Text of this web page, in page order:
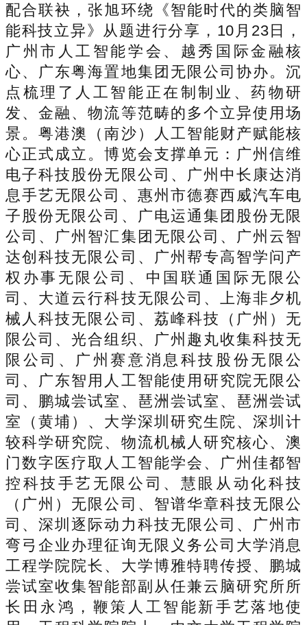
配合联袂，张旭环绕《智能时代的类脑智
能科技立异》从题进行分享，10月23日，
广州市人工智能学会、越秀国际金融核
心、广东粤海置地集团无限公司协办。沉
点梳理了人工智能正在制制业、药物研
发、金融、物流等范畴的多个立异使用场
景。粤港澳（南沙）人工智能财产赋能核
心正式成立。博览会支撑单元：广州信维
电子科技股份无限公司、广州中长康达消
息手艺无限公司、惠州市德赛西威汽车电
子股份无限公司、广电运通集团股份无限
公司、广州智汇集团无限公司、广州云智
达创科技无限公司、广州帮专高智学问产
权办事无限公司、中国联通国际无限公
司、大道云行科技无限公司、上海非夕机
械人科技无限公司、荔峰科技（广州）无
限公司、光合组织、广州趣丸收集科技无
限公司、广州赛意消息科技股份无限公
司、广东智用人工智能使用研究院无限公
司、鹏城尝试室、琶洲尝试室、琶洲尝试
室（黄埔）、大学深圳研究生院、深圳计
较科学研究院、物流机械人研究核心、澳
门数字医疗取人工智能学会、广州佳都智
控科技手艺无限公司、慧眼从动化科技
（广州）无限公司、智谱华章科技无限公
司、深圳逐际动力科技无限公司、广州市
弯弓企业办理征询无限义务公司大学消息
工程学院院长、大学博雅特聘传授、鹏城
尝试室收集智能部副从任兼云脑研究所所
长田永鸿，鞭策人工智能新手艺落地使